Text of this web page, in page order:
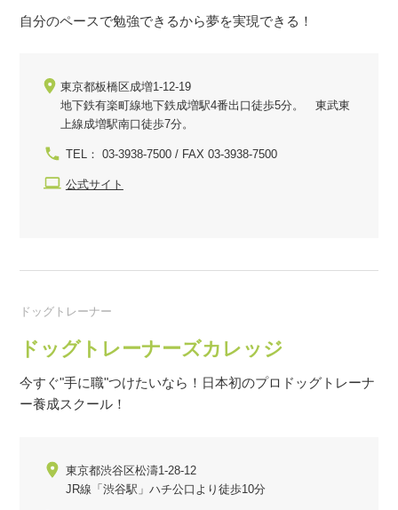
自分のペースで勉強できるから夢を実現できる！
東京都板橋区成増1-12-19
地下鉄有楽町線地下鉄成増駅4番出口徒歩5分。 東武東
上線成増駅南口徒歩7分。
TEL： 03-3938-7500 / FAX 03-3938-7500
公式サイト
ドッグトレーナー
ドッグトレーナーズカレッジ
今すぐ"手に職"つけたいなら！日本初のプロドッグトレーナ
ー養成スクール！
東京都渋谷区松濤1-28-12
JR線「渋谷駅」ハチ公口より徒歩10分